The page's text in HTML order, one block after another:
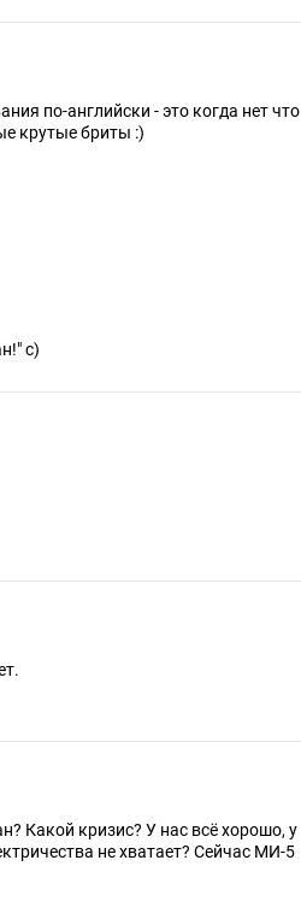
по-английски - это когда нет что
крутые бриты :)
с)
Какой кризис? У нас всё хорошо, у
не хватает? Сейчас МИ-5